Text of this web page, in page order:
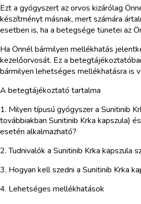
Ezt a gyógyszert az orvos kizárólag
készítményt másnak, mert számára
esetben is, ha a betegsége tünetei az
Ha Önnél bármilyen mellékhatás
kezelőorvosát. Ez a
bármilyen lehetséges mellékhatásra is
A betegtájékoztató tartalma
1. Milyen típusú gyógyszer a Sunitinib
továbbiakban Sunitinib Krka kapszula)
esetén alkalmazható?
2. Tudnivalók a Sunitinib Krka kapszula
3. Hogyan kell szedni a Sunitinib Krka
4. Lehetséges mellékhatások